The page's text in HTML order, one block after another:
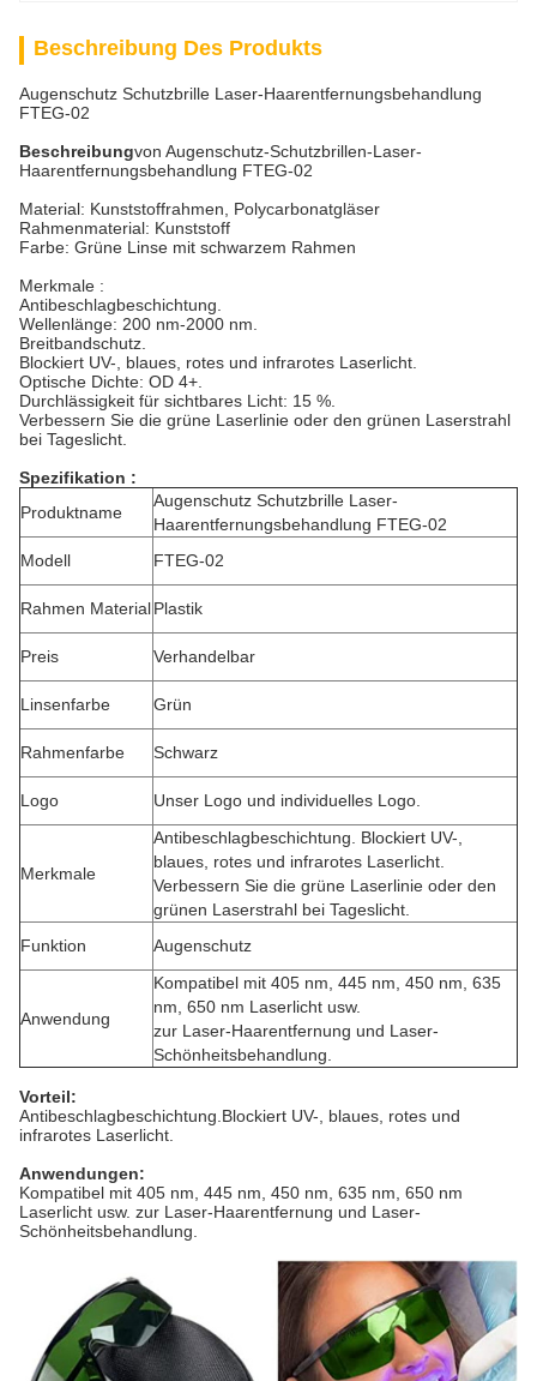
Beschreibung Des Produkts
Augenschutz Schutzbrille Laser-Haarentfernungsbehandlung
FTEG-02
Beschreibungvon Augenschutz-Schutzbrillen-Laser-
Haarentfernungsbehandlung FTEG-02
Material: Kunststoffrahmen, Polycarbonatgläser
Rahmenmaterial: Kunststoff
Farbe: Grüne Linse mit schwarzem Rahmen
Merkmale :
Antibeschlagbeschichtung.
Wellenlänge: 200 nm-2000 nm.
Breitbandschutz.
Blockiert UV-, blaues, rotes und infrarotes Laserlicht.
Optische Dichte: OD 4+.
Durchlässigkeit für sichtbares Licht: 15 %.
Verbessern Sie die grüne Laserlinie oder den grünen Laserstrahl
bei Tageslicht.
Spezifikation :
Produktname
Augenschutz Schutzbrille Laser-
Haarentfernungsbehandlung FTEG-02
Modell
FTEG-02
Rahmen MaterialPlastik
Preis Verhandelbar
Linsenfarbe Grün
Rahmenfarbe Schwarz
Logo Unser Logo und individuelles Logo.
Merkmale
Antibeschlagbeschichtung. Blockiert UV-,
blaues, rotes und infrarotes Laserlicht.
Verbessern Sie die grüne Laserlinie oder den
grünen Laserstrahl bei Tageslicht.
Funktion
Augenschutz
Anwendung
Kompatibel mit 405 nm, 445 nm, 450 nm, 635
nm, 650 nm Laserlicht usw.
zur Laser-Haarentfernung und Laser-
Schönheitsbehandlung.
Vorteil:
Antibeschlagbeschichtung.Blockiert UV-, blaues, rotes und
infrarotes Laserlicht.
Anwendungen:
Kompatibel mit 405 nm, 445 nm, 450 nm, 635 nm, 650 nm
Laserlicht usw. zur Laser-Haarentfernung und Laser-
Schönheitsbehandlung.